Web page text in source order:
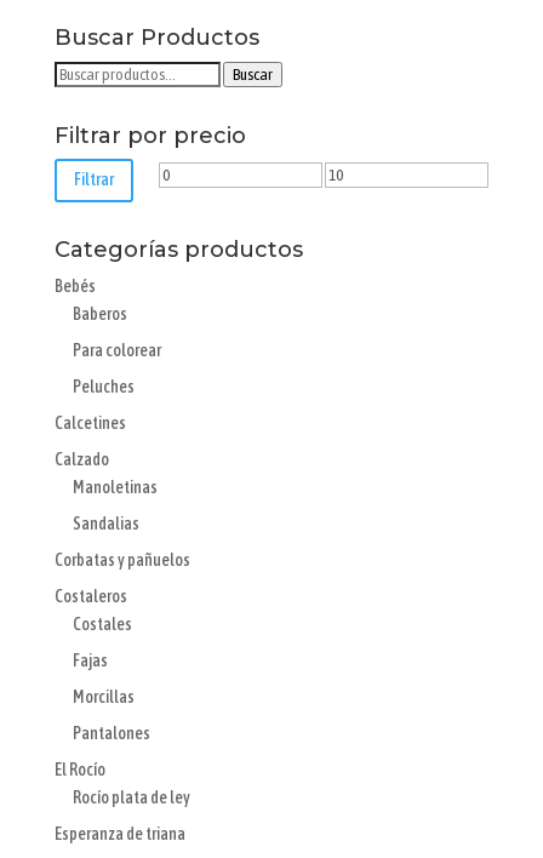
Buscar Productos
Buscar
Buscar
Filtrar por precio
Precio Precio
Filtrar
Categorías productos
Bebés
Baberos
Para colorear
Peluches
Calcetines
Calzado
Manoletinas
Sandalias
Corbatas y pañuelos
Costaleros
Costales
Fajas
Morcillas
Pantalones
El Rocío
Rocío plata de ley
Esperanza de triana